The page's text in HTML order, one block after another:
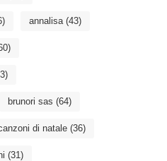
annalisa(43)
brunori sas (64)
di natale (36)
(31)